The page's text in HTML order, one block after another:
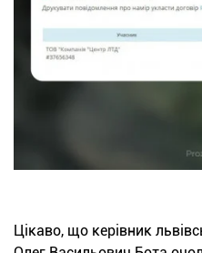
Цікаво, що керівник